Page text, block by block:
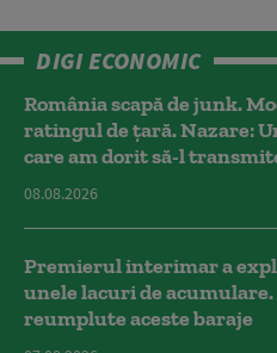
DIGI ECONOMIC
România scapă de junk.
ratingul de țară. Nazare:
care am dorit să-l
08.08.2026
Premierul interimar a
unele lacuri de
reumplute aceste baraje